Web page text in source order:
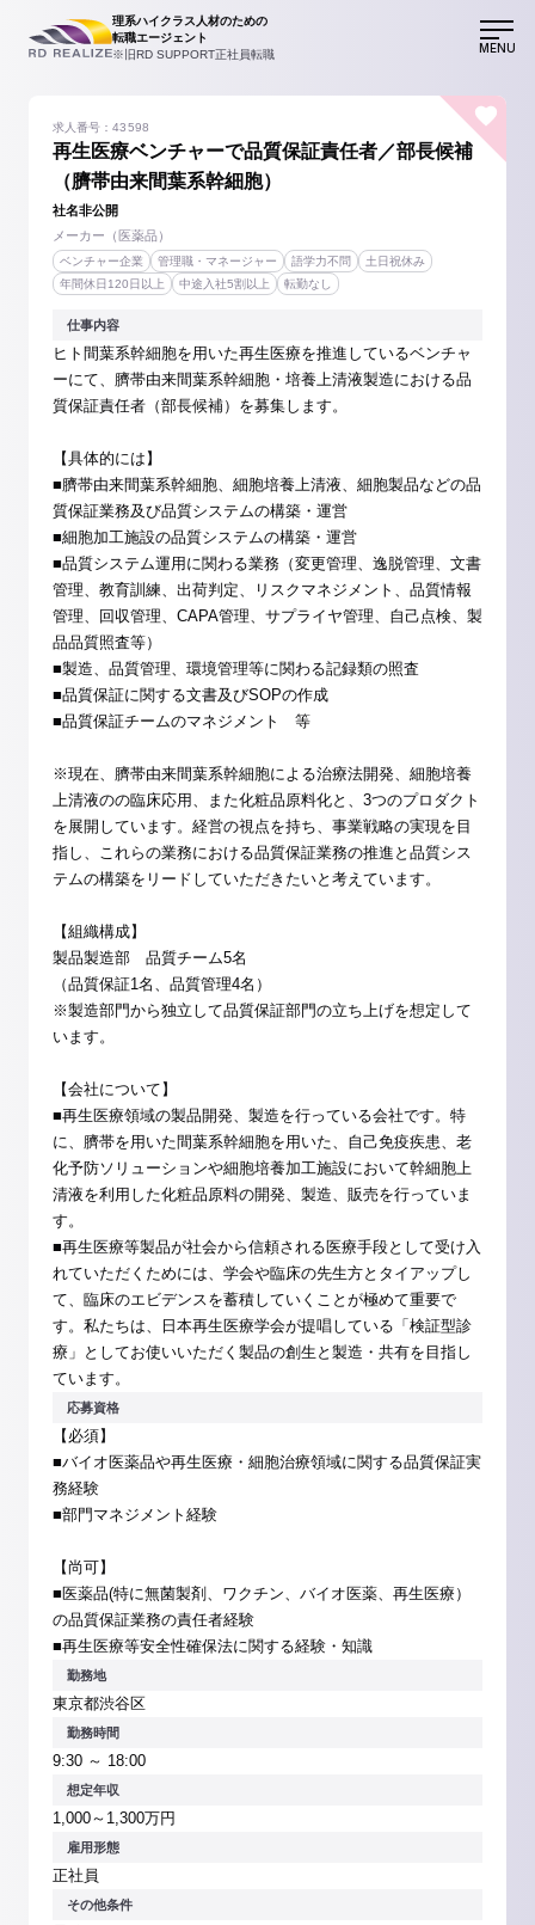
理系ハイクラス人材のための
転職エージェント
※旧RD SUPPORT正社員転職
MENU
再生医療ベンチャーで品質保証責任者／部長候補
（臍帯由来間葉系幹細胞）
求人番号：43598
社名非公開
メーカー（医薬品）
ベンチャー企業 管理職・マネージャー 語学力不問
土日祝休み
年間休日120日以上
中途入社5割以上 転勤なし
仕事内容
ヒト間葉系幹細胞を用いた再生医療を推進しているベンチャ
ーにて、臍帯由来間葉系幹細胞・培養上清液製造における品
質保証責任者（部長候補）を募集します。
【具体的には】
■臍帯由来間葉系幹細胞、細胞培養上清液、細胞製品などの品
質保証業務及び品質システムの構築・運営
■細胞加工施設の品質システムの構築・運営
■品質システム運用に関わる業務（変更管理、逸脱管理、文書
管理、教育訓練、出荷判定、リスクマネジメント、品質情報
管理、回収管理、CAPA管理、サプライヤ管理、自己点検、製
品品質照査等）
■製造、品質管理、環境管理等に関わる記録類の照査
■品質保証に関する文書及びSOPの作成
■品質保証チームのマネジメント 等
※現在、臍帯由来間葉系幹細胞による治療法開発、細胞培養
上清液のの臨床応用、また化粧品原料化と、3つのプロダクト
を展開しています。経営の視点を持ち、事業戦略の実現を目
指し、これらの業務における品質保証業務の推進と品質シス
テムの構築をリードしていただきたいと考えています。
【組織構成】
製品製造部 品質チーム5名
（品質保証1名、品質管理4名）
※製造部門から独立して品質保証部門の立ち上げを想定して
います。
【会社について】
■再生医療領域の製品開発、製造を行っている会社です。特
に、臍帯を用いた間葉系幹細胞を用いた、自己免疫疾患、老
化予防ソリューションや細胞培養加工施設において幹細胞上
清液を利用した化粧品原料の開発、製造、販売を行っていま
す。
■再生医療等製品が社会から信頼される医療手段として受け入
れていただくためには、学会や臨床の先生方とタイアップし
て、臨床のエビデンスを蓄積していくことが極めて重要で
す。私たちは、日本再生医療学会が提唱している「検証型診
療」としてお使いいただく製品の創生と製造・共有を目指し
ています。
応募資格
【必須】
■バイオ医薬品や再生医療・細胞治療領域に関する品質保証実
務経験
■部門マネジメント経験
【尚可】
■医薬品(特に無菌製剤、ワクチン、バイオ医薬、再生医療）
の品質保証業務の責任者経験
■再生医療等安全性確保法に関する経験・知識
勤務地
東京都渋谷区
勤務時間
9:30 ～ 18:00
想定年収
1,000～1,300万円
雇用形態
正社員
その他条件